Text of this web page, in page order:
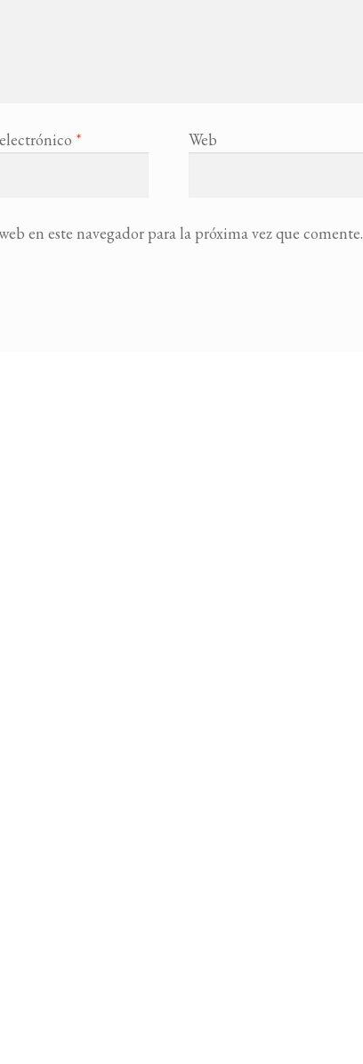
* Web
en este navegador para la próxima vez que comente.